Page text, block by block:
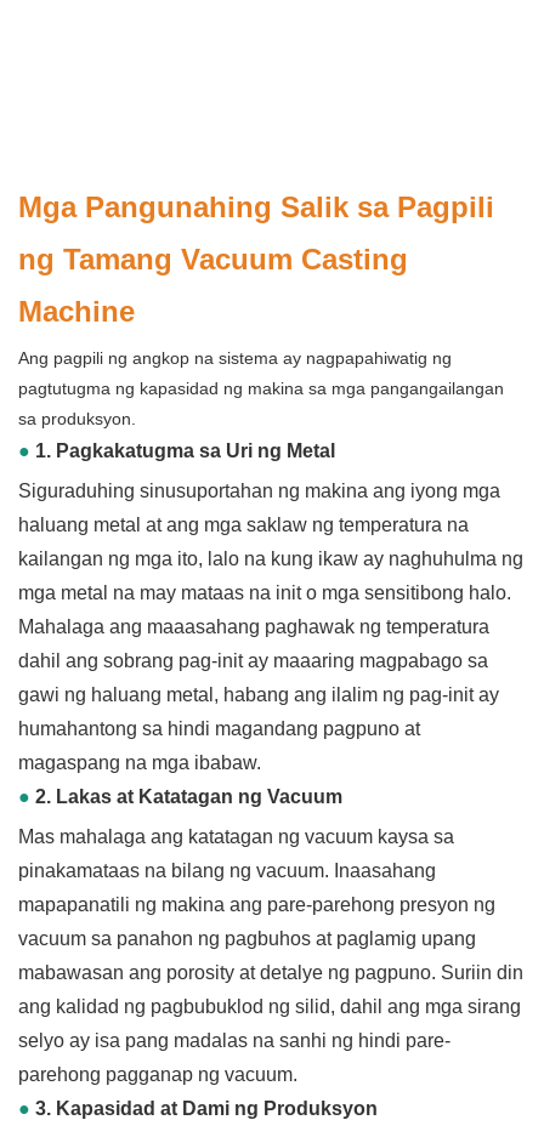
Mga Pangunahing Salik sa Pagpili
ng Tamang Vacuum Casting
Machine
Ang pagpili ng angkop na sistema ay nagpapahiwatig ng
pagtutugma ng kapasidad ng makina sa mga pangangailangan
sa produksyon.
● 1. Pagkakatugma sa Uri ng Metal
Siguraduhing sinusuportahan ng makina ang iyong mga
haluang metal at ang mga saklaw ng temperatura na
kailangan ng mga ito, lalo na kung ikaw ay naghuhulma ng
mga metal na may mataas na init o mga sensitibong halo.
Mahalaga ang maaasahang paghawak ng temperatura
dahil ang sobrang pag-init ay maaaring magpabago sa
gawi ng haluang metal, habang ang ilalim ng pag-init ay
humahantong sa hindi magandang pagpuno at
magaspang na mga ibabaw.
● 2. Lakas at Katatagan ng Vacuum
Mas mahalaga ang katatagan ng vacuum kaysa sa
pinakamataas na bilang ng vacuum. Inaasahang
mapapanatili ng makina ang pare-parehong presyon ng
vacuum sa panahon ng pagbuhos at paglamig upang
mabawasan ang porosity at detalye ng pagpuno. Suriin din
ang kalidad ng pagbubuklod ng silid, dahil ang mga sirang
selyo ay isa pang madalas na sanhi ng hindi pare-
parehong pagganap ng vacuum.
● 3. Kapasidad at Dami ng Produksyon